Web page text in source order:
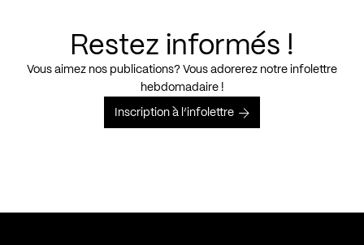
Restez informés !
Vous aimez nos publications? Vous adorerez notre infolettre
hebdomadaire !
Inscription à l’infolettre